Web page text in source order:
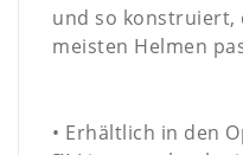
und so konstruiert,
meisten Helmen
• Erhältlich in den